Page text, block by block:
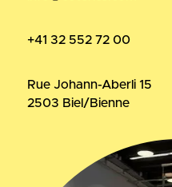
+41 32 552 72 00
Rue Johann-Aberli 15
2503 Biel/Bienne